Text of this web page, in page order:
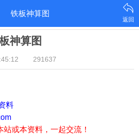
铁板神算图
返回
神算图
291637
料
或本资料，一起交流！